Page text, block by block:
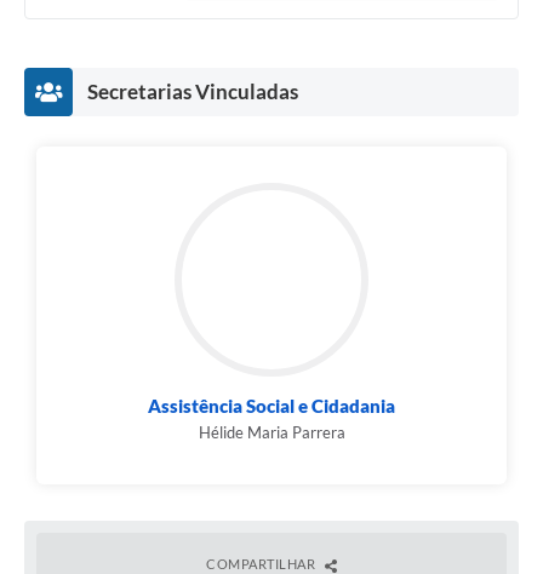
Secretarias Vinculadas
Assistência Social e Cidadania
Hélide Maria Parrera
COMPARTILHAR